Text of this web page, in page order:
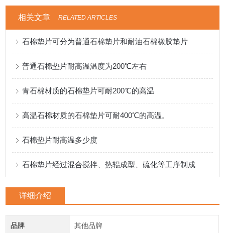
相关文章 RELATED ARTICLES
石棉垫片可分为普通石棉垫片和耐油石棉橡胶垫片
普通石棉垫片耐高温温度为200℃左右
青石棉材质的石棉垫片可耐200℃的高温
高温石棉材质的石棉垫片可耐400℃的高温。
石棉垫片耐高温多少度
石棉垫片经过混合搅拌、热辊成型、硫化等工序制成
详细介绍
品牌 其他品牌